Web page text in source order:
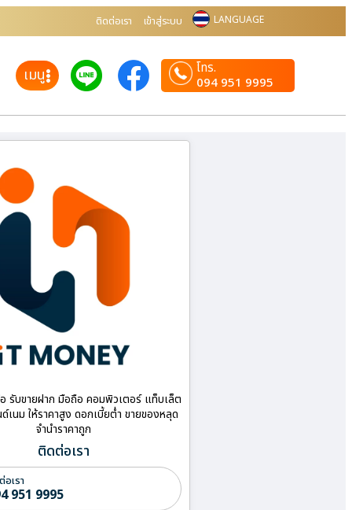
ติดต่อเรา เข้าสู่ระบบ LANGUAGE
เมนู
โทร.
094 951 9995
รับขายฝาก มือถือ คอมพิวเตอร์ แท็บเล็ต
เนม ให้ราคาสูง ดอกเบี้ยต่ำ ขายของหลุด
จำนำราคาถูก
ติดต่อเรา
อเรา
951 9995